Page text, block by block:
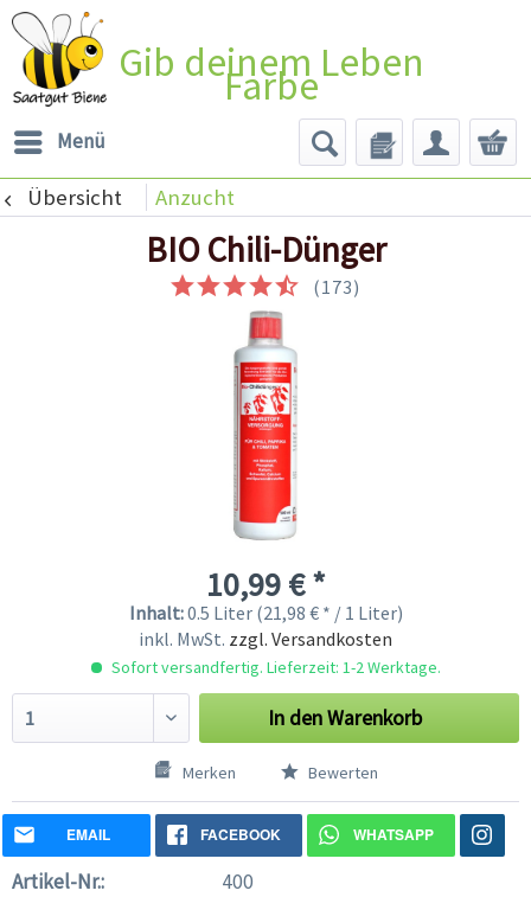
Gib deinem Leben
Farbe
Menü
Übersicht Anzucht
BIO Chili-Dünger
(173)
10,99 € *
Inhalt:0.5 Liter (21,98 € * / 1 Liter)
inkl. MwSt. zzgl. Versandkosten
Sofort versandfertig. Lieferzeit: 1-2 Werktage.
In denWarenkorb
Merken Bewerten
EMAIL FACEBOOK WHATSAPP
Artikel-Nr.: 400